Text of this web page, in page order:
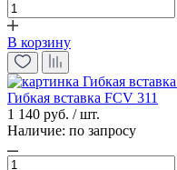
В корзину
Гибкая вставка FCV 311
1 140 руб. / шт.
Наличие: по запросу